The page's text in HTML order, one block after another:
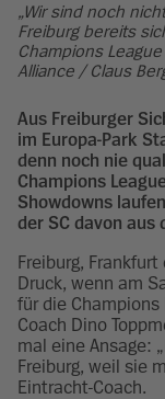
„Wir sind noch
Freiburg bereits
Champions
Alliance / Claus
Aus Freiburger
im Europa-Park
denn noch nie
Champions
Showdowns
der SC davon aus
Freiburg,
Druck, wenn am
für die Champions
Coach Dino
mal eine Ansage:
Freiburg, weil sie
Eintracht-Coach.